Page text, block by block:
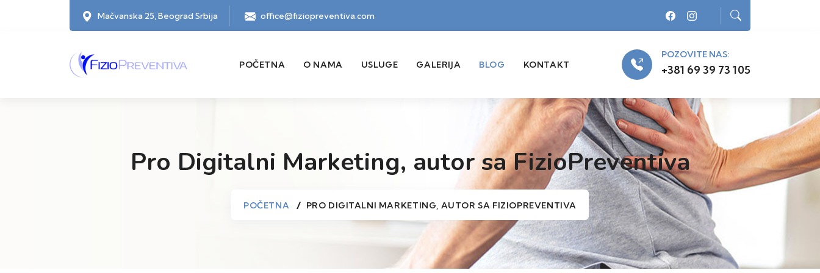
Mačvanska 25, Beograd Srbija office@fiziopreventiva.com
POČETNA O NAMA USLUGE GALERIJA BLOG KONTAKT
POZOVITE NAS:
+381 69 39 73 105
Pro Digitalni Marketing, autor sa FizioPreventiva
POČETNA PRO DIGITALNI MARKETING, AUTOR SA FIZIOPREVENTIVA